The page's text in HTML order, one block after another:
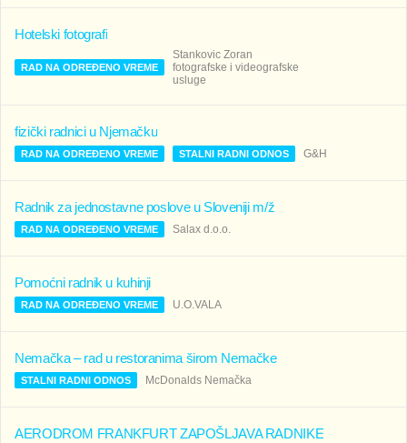
Hotelski fotografi
RAD NA ODREĐENO VREME
Stankovic Zoran
fotografske i videografske
usluge
fizički radnici u Njemačku
RAD NA ODREĐENO VREME STALNI RADNI ODNOS G&H
Radnik za jednostavne poslove u Sloveniji m/ž
RAD NA ODREĐENO VREME Salax d.o.o.
Pomoćni radnik u kuhinji
RAD NA ODREĐENO VREME U.O.VALA
Nemačka – rad u restoranima širom Nemačke
STALNI RADNI ODNOS McDonalds Nemačka
AERODROM FRANKFURT ZAPOŠLJAVA RADNIKE